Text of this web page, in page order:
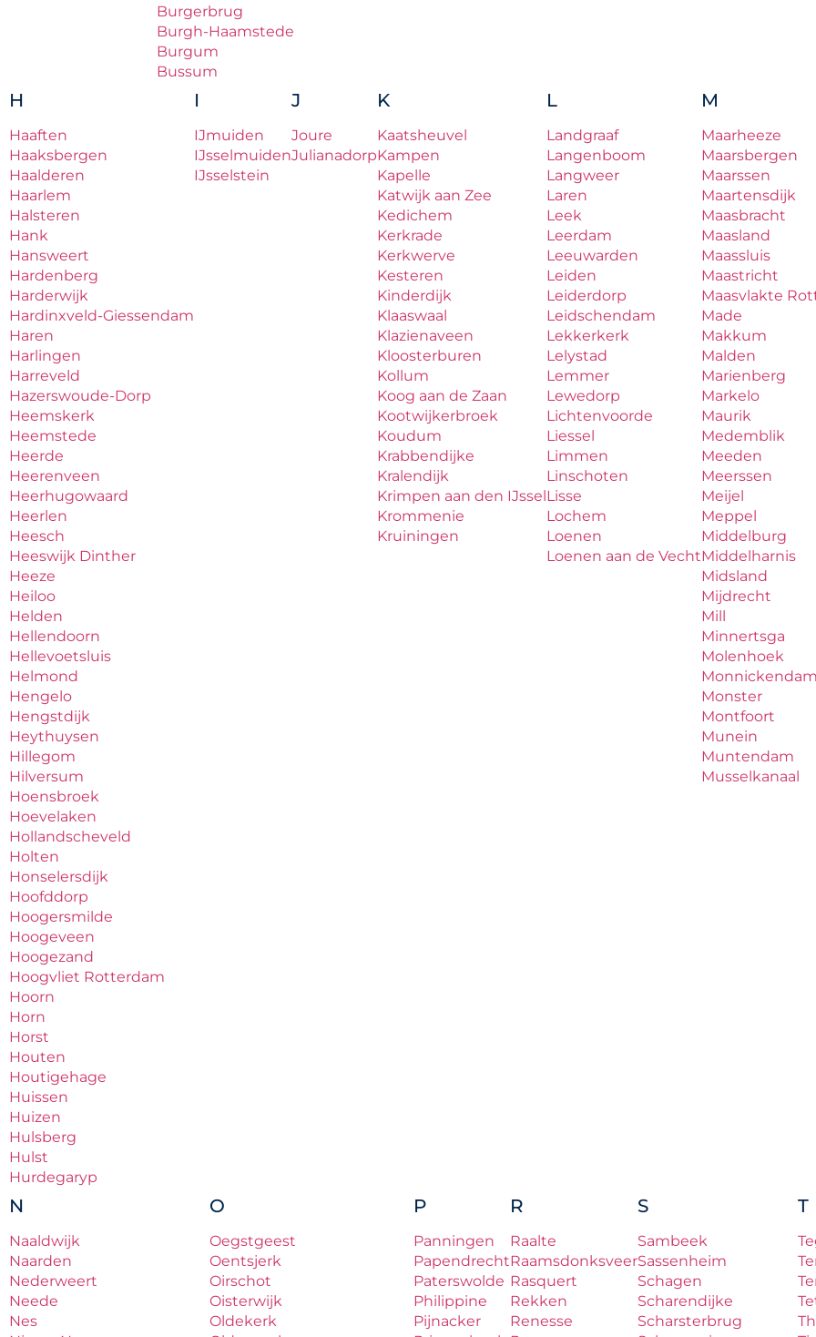
Burgerbrug
Burgh-Haamstede
Burgum
Bussum
H
Haaften
Haaksbergen
Haalderen
Haarlem
Halsteren
Hank
Hansweert
Hardenberg
Harderwijk
Hardinxveld-Giessendam
Haren
Harlingen
Harreveld
Hazerswoude-Dorp
Heemskerk
Heemstede
Heerde
Heerenveen
Heerhugowaard
Heerlen
Heesch
Heeswijk Dinther
Heeze
Heiloo
Helden
Hellendoorn
Hellevoetsluis
Helmond
Hengelo
Hengstdijk
Heythuysen
Hillegom
Hilversum
Hoensbroek
Hoevelaken
Hollandscheveld
Holten
Honselersdijk
Hoofddorp
Hoogersmilde
Hoogeveen
Hoogezand
Hoogvliet Rotterdam
Hoorn
Horn
Horst
Houten
Houtigehage
Huissen
Huizen
Hulsberg
Hulst
Hurdegaryp
I
IJmuiden
IJsselmuiden
IJsselstein
J
Joure
Julianadorp
K
Kaatsheuvel
Kampen
Kapelle
Katwijk aan Zee
Kedichem
Kerkrade
Kerkwerve
Kesteren
Kinderdijk
Klaaswaal
Klazienaveen
Kloosterburen
Kollum
Koog aan de Zaan
Kootwijkerbroek
Koudum
Krabbendijke
Kralendijk
Krimpen aan den IJssel
Krommenie
Kruiningen
L
Landgraaf
Langenboom
Langweer
Laren
Leek
Leerdam
Leeuwarden
Leiden
Leiderdorp
Leidschendam
Lekkerkerk
Lelystad
Lemmer
Lewedorp
Lichtenvoorde
Liessel
Limmen
Linschoten
Lisse
Lochem
Loenen
Loenen aan de Vecht
M
Maarheeze
Maarsbergen
Maarssen
Maartensdijk
Maasbracht
Maasland
Maassluis
Maastricht
Maasvlakte
Made
Makkum
Malden
Marienberg
Markelo
Maurik
Medemblik
Meeden
Meerssen
Meijel
Meppel
Middelburg
Middelharnis
Midsland
Mijdrecht
Mill
Minnertsga
Molenhoek
Monnickendam
Monster
Montfoort
Munein
Muntendam
Musselkanaal
N
Naaldwijk
Naarden
Nederweert
Neede
Nes
O
Oegstgeest
Oentsjerk
Oirschot
Oisterwijk
Oldekerk
P
Panningen
Papendrecht
Paterswolde
Philippine
Pijnacker
R
Raalte
Raamsdonksveer
Rasquert
Rekken
Renesse
S
Sambeek
Sassenheim
Schagen
Scharendijke
Scharsterbrug
T